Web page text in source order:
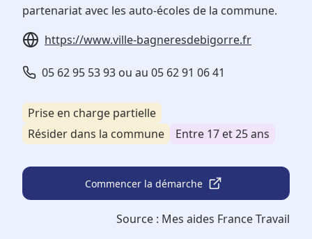
partenariat avec les auto-écoles de la commune.
https://www.ville-bagneresdebigorre.fr
05 62 95 53 93 ou au 05 62 91 06 41
Prise en charge partielle
Résider dans la commune
Entre 17 et 25 ans
Commencer la démarche
Source : Mes aides France Travail